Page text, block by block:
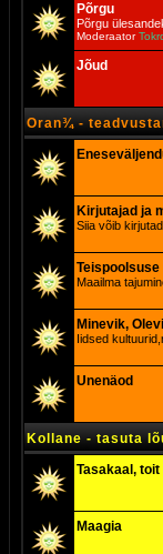
Põrgu
Põrgu
Moderaator
Jõud
Oran¾ -
Kirjutajad ja
Siia võib
Maailma
Minevik,
Iidsed
Unenäod
Kollane - tasuta
Tasakaal, toit
Maagia